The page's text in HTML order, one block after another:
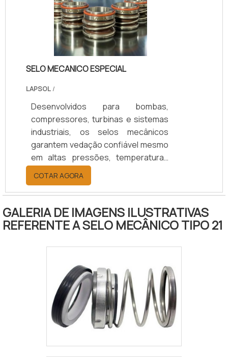
Conexões; Painéis e Cubículos;
Barramentos;
Transformadores.SAIBA COMO É
EXTREMAMENTE IMPORTANTE ESTE
PROCESSO Este processo, que a.
SELO MECANICO ESPECIAL
LAPSOL /
Desenvolvidos para bombas,
compressores, turbinas e sistemas
industriais, os selos mecânicos
garantem vedação confiável mesmo
em altas pressões, temperaturas
elevadas e fluidos agressivos.
Oferecem redução de vazamentos,
maior durabilidade e eficiência
operacional, resultando em menor
custo de manutenção e maior
experiência, suporte técnico
e opções de personalização,
asseguramos o selo ideal para cada
aplicação.
COTAR AGORA
GALERIA DE IMAGENS ILUSTRATIVAS
REFERENTE A SELO MECÂNICO TIPO 21